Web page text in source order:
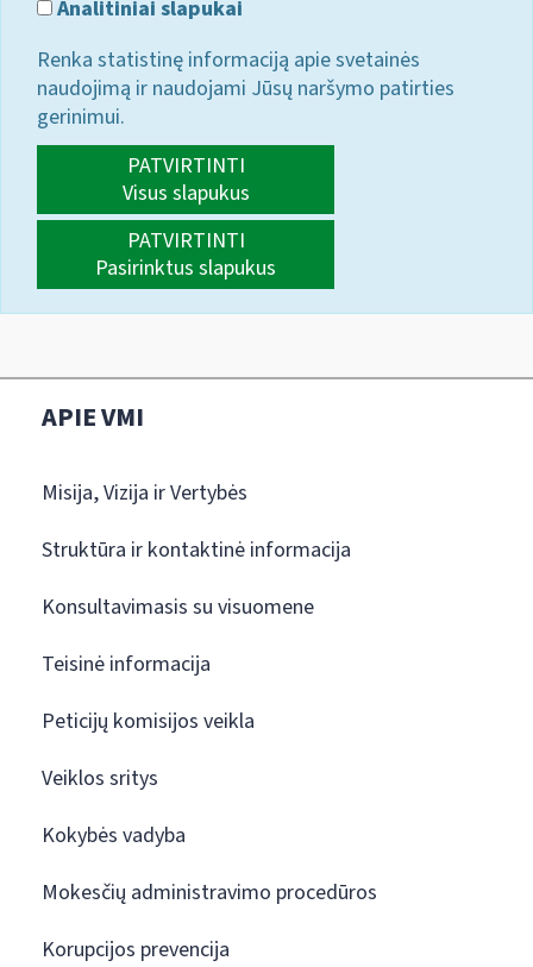
Analitiniai slapukai
Renka statistinę informaciją apie svetainės
naudojimą ir naudojami Jūsų naršymo patirties
gerinimui.
PATVIRTINTI
Visus slapukus
PATVIRTINTI
Pasirinktus slapukus
APIE VMI
Misija, Vizija ir Vertybės
Struktūra ir kontaktinė informacija
Konsultavimasis su visuomene
Teisinė informacija
Peticijų komisijos veikla
Veiklos sritys
Kokybės vadyba
Mokesčių administravimo procedūros
Korupcijos prevencija